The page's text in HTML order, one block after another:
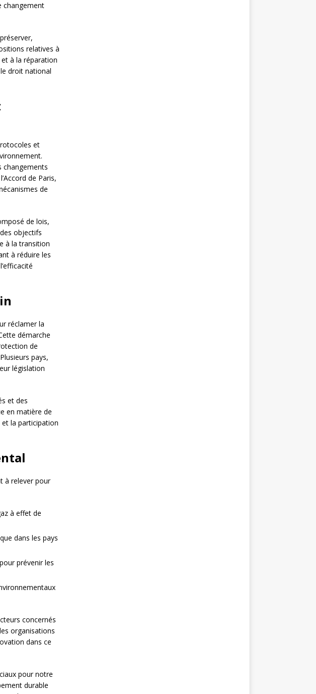
changement
relatives à
à la réparation
droit national
et
changements
de Paris,
de
de lois,
objectifs
à la transition
à réduire les
réclamer la
démarche
de
pays,
législation
et des
en matière de
et la participation
à relever pour
à effet de
dans les pays
prévenir les
concernés
organisations
dans ce
pour notre
durable